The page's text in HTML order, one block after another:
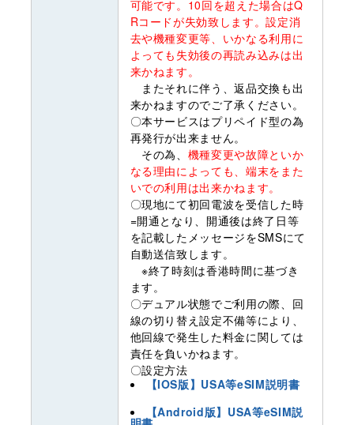
可能です。10回を超えた場合はQ
Rコードが失効致します。設定消
去や機種変更等、いかなる利用に
よっても失効後の再読み込みは出
来かねます。
またそれに伴う、返品交換も出
来かねますのでご了承ください。
〇本サービスはプリペイド型の為
再発行が出来ません。
その為、 機種変更や故障といか
なる理由によっても、端末をまた
いでの利用は出来かねます。
〇現地にて初回電波を受信した時
=開通となり、開通後は終了日等
を記載したメッセージをSMSにて
自動送信致します。
※終了時刻は香港時間に基づき
ます。
〇デュアル状態でご利用の際、回
線の切り替え設定不備等により、
他回線で発生した料金に関しては
責任を負いかねます。
〇設定方法
【IOS版】USA等eSIM説明書
【Android版】USA等eSIM説